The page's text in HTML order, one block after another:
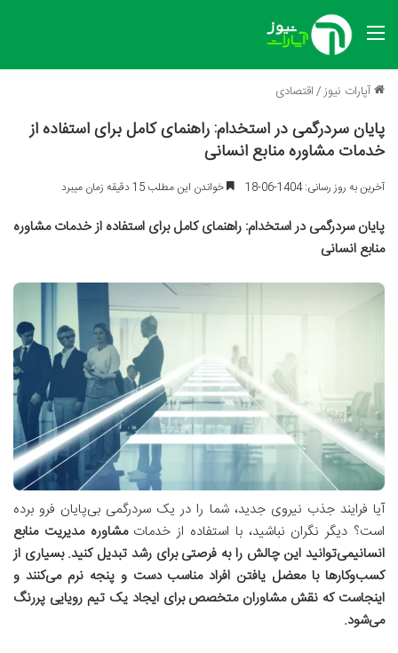
منو
آپارات نیوز/اقتصادی
پایان سردرگمی در استخدام: راهنمای کامل برای استفاده از
خدمات مشاوره منابع انسانی
آخرین به روز رسانی: 1404-06-18 خواندن این مطلب 15 دقیقه زمان میبرد
پایان سردرگمی در استخدام: راهنمای کامل برای استفاده از خدمات مشاوره
منابع انسانی
آیا فرایند جذب نیروی جدید، شما را در یک سردرگمی بی‌پایان فرو برده
است؟ دیگر نگران نباشید، با استفاده از خدمات مشاوره مدیریت منابع
انسانیمی‌توانید این چالش را به فرصتی برای رشد تبدیل کنید. بسیاری از
کسب‌وکارها با معضل یافتن افراد مناسب دست و پنجه نرم می‌کنند و
اینجاست که نقش مشاوران متخصص برای ایجاد یک تیم رویایی پررنگ
می‌شود.